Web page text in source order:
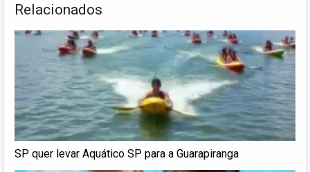
Relacionados
SP quer levar Aquático SP para a Guarapiranga